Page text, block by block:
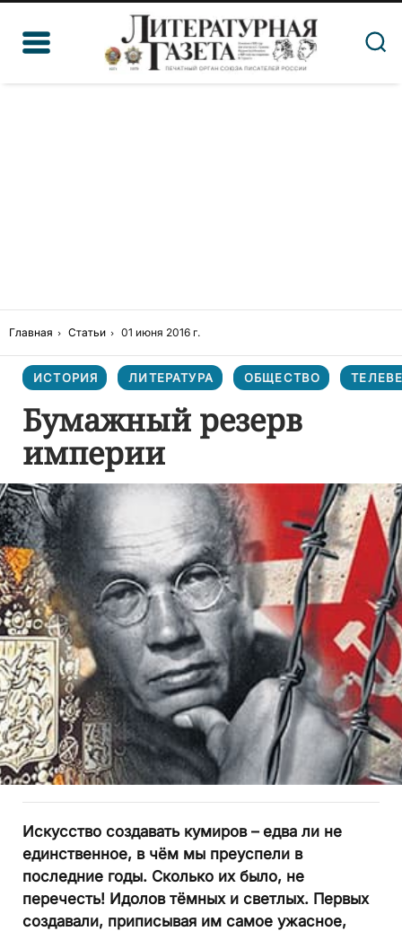
Главная Статьи 01 июня 2016 г.
ИСТОРИЯ ЛИТЕРАТУРА ОБЩЕСТВО
Бумажный резерв
империи
Искусство создавать кумиров – едва ли не
единственное, в чём мы преуспели в
последние годы. Сколько их было, не
перечесть! Идолов тёмных и светлых. Первых
создавали, приписывая им самое ужасное,